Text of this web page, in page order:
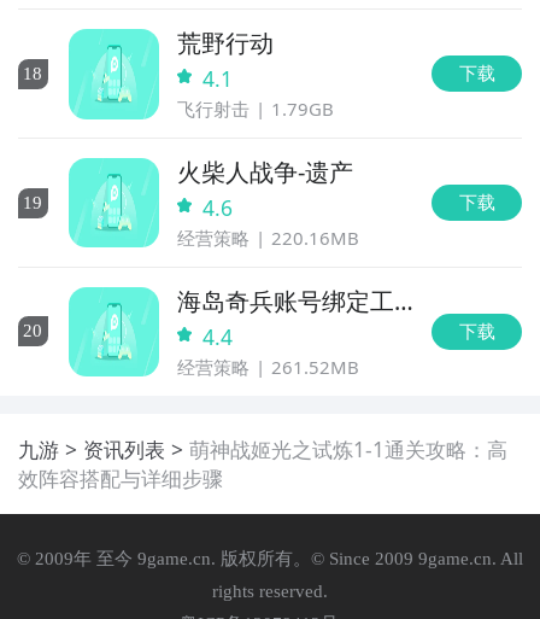
18
荒野行动
4.1
飞行射击 1.79GB
下载
19
火柴人战争-遗产
4.6
经营策略 220.16MB
下载
20
海岛奇兵账号绑定工
具 4.4
经营策略 261.52MB
下载
九游 资讯列表
萌神战姬光之试炼1-1通关攻略：高
效阵容搭配与详细步骤
© 2009年 至今 9game.cn. 版权所有。© Since 2009 9game.cn. All
rights reserved.